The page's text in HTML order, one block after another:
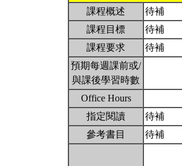
課程概述
待補
課程目標
待補
課程要求
待補
預期每週課前或/
與課後學習時數
Office Hours
指定閱讀
待補
參考書目
待補